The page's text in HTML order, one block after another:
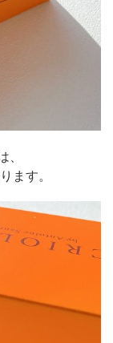
ます。